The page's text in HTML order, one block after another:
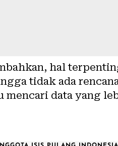
hal
tidak ada
mencari data yang